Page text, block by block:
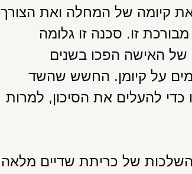
קיומה של המחלה ואת הצורך
זו. סכנה זו גלומה
של האישה הפכו בשנים
על קיומן. החשש שהשד
כדי להעלים את הסיכון, למרות
של כריתת שדיים מלאה